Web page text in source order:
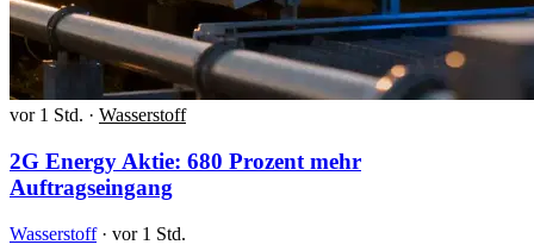
vor 1 Std. · Wasserstoff
2G Energy Aktie: 680 Prozent mehr
Auftragseingang
Wasserstoff · vor 1 Std.